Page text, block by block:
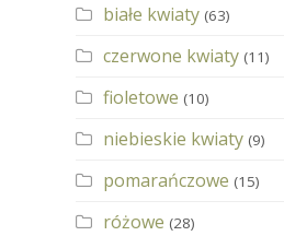
białe kwiaty (63)
czerwone kwiaty (11)
fioletowe (10)
niebieskie kwiaty (9)
pomarańczowe (15)
różowe (28)